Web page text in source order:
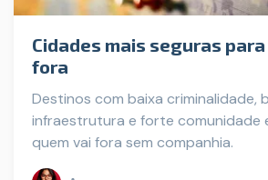
Cidades mais seguras
fora
Destinos com baixa criminalidade,
infraestrutura e forte comunidade
quem vai fora sem companhia.